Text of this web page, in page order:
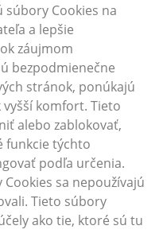
súbory Cookies na
a lepšie
záujmom
bezpodmienečne
stránok, ponúkajú
komfort. Tieto
alebo zablokovať,
funkcie týchto
podľa určenia.
sa nepoužívajú
Tieto súbory
ako tie, ktoré sú tu